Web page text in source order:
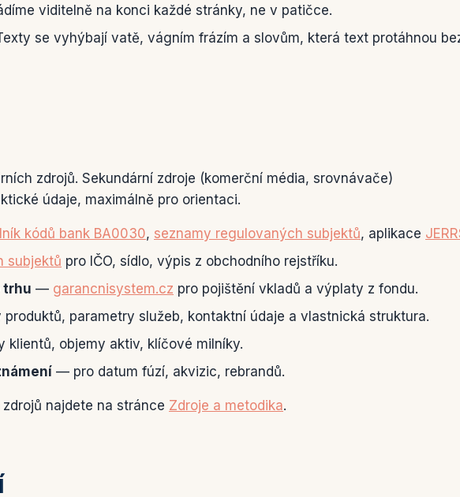
viditelně na konci každé stránky, ne v patičce.
se vyhýbají vatě, vágním frázím a slovům, která text protáhnou
zdrojů. Sekundární zdroje (komerční média, srovnávače)
údaje, maximálně pro orientaci.
kódů bank BA0030, seznamy regulovaných subjektů, aplikace
subjektů pro IČO, sídlo, výpis z obchodního rejstříku.
trhu — garancnisystem.cz pro pojištění vkladů a výplaty z fondu.
parametry služeb, kontaktní údaje a vlastnická struktura.
objemy aktiv, klíčové milníky.
— pro datum fúzí, akvizic, rebrandů.
najdete na stránce Zdroje a metodika.